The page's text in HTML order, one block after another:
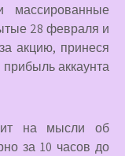
28 февраля и
акцию, принеся
аккаунта
на мысли об
за 10 часов до